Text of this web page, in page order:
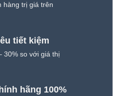
hàng trị giá trên
tiết kiệm
30% so với giá thị
hãng 100%